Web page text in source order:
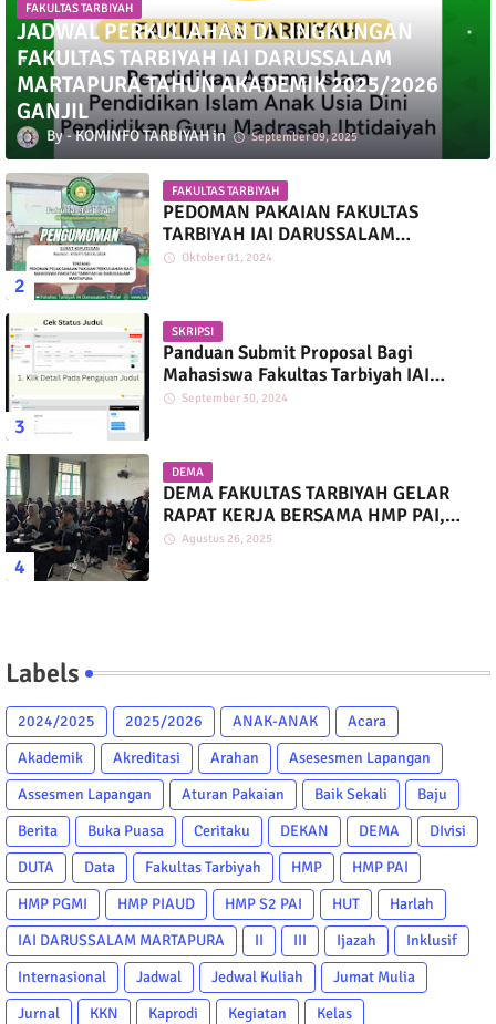
FAKULTAS TARBIYAH
JADWAL PERKULIAHAN DI LINGKUNGAN
FAKULTAS TARBIYAH IAI DARUSSALAM
MARTAPURA TAHUN AKADEMIK 2025/2026
GANJIL
KOMINFO TARBIYAH September 09, 2025
FAKULTAS TARBIYAH
PEDOMAN PAKAIAN FAKULTAS
TARBIYAH IAI DARUSSALAM
MARTAPURA
Oktober 01, 2024
SKRIPSI
Panduan Submit Proposal Bagi
Mahasiswa Fakultas Tarbiyah IAI
Darussalam
September 30, 2024
DEMA
DEMA FAKULTAS TARBIYAH GELAR
RAPAT KERJA BERSAMA HMP PAI,
PGMI, DAN PIAUD
Agustus 26, 2025
Labels
2024/2025 2025/2026 ANAK-ANAK
Acara
Akademik
Akreditasi Arahan
Asesesmen Lapangan
Assesmen Lapangan
Aturan Pakaian Baik Sekali
Baju
Berita
Buka Puasa Ceritaku DEKAN DEMA
DIvisi
DUTA
Data Fakultas Tarbiyah HMP
HMP PAI
HMP PGMI
HMP PIAUD HMP S2 PAI HUT
Harlah
IAI DARUSSALAM MARTAPURA
II III Ijazah
Inklusif
Internasional
Jadwal Jedwal Kuliah
Jumat Mulia
Jurnal
KKN Kaprodi Kegiatan
Kelas